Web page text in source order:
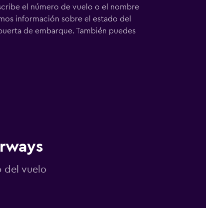
el número de vuelo o el nombre
información sobre el estado del
de embarque. También puedes
del vuelo